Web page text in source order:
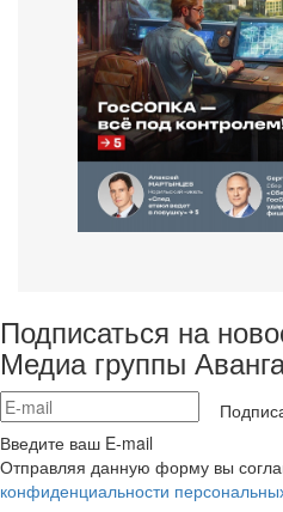
Подписаться на
Медиа группы
Введите ваш E-mail
Отправляя данную форму вы
конфиденциальности